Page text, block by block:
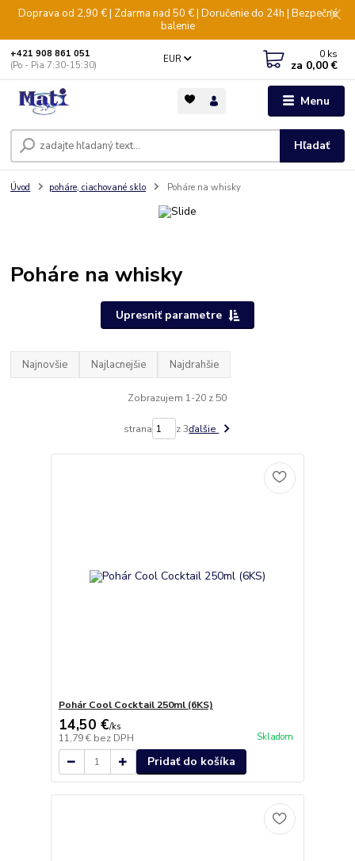
Doprava od 2,90 € | Zdarma nad 50 € | Doručenie do 24h | Bezpečné
balenie
Menu
EUR
Hľadať
+421 908 861 051
(Po - Pia 7:30-15:30)
0 ks
za 0,00 €
Úvod poháre, ciachované sklo Poháre na whisky
Poháre na whisky
Upresniť parametre
Najnovšie Najlacnejšie Najdrahšie
Zobrazujem 1-20 z 50
strana z 3ďalšie
Pohár Cool Cocktail 250ml (6KS)
14,50 €/ks
11,79 € bez DPH Skladom
Pridať do košíka